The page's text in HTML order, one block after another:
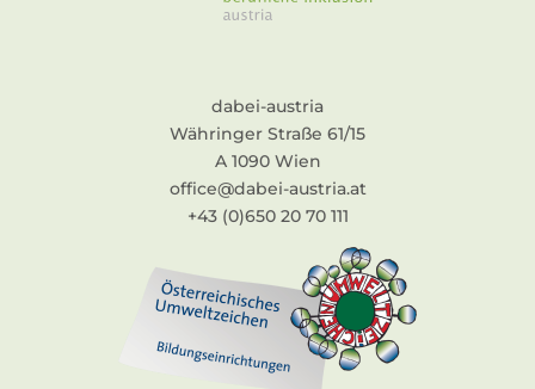
dabei-austria
Währinger Straße 61/15
A 1090 Wien
office@dabei-austria.at
+43 (0)650 20 70 111